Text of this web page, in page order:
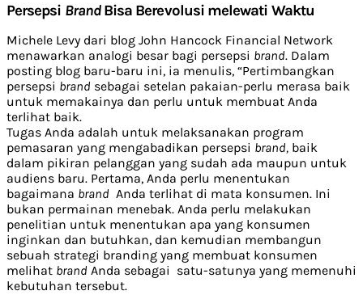
Persepsi BrandBisa Berevolusi melewati Waktu
Michele Levy dari blog John Hancock Financial Network
menawarkan analogi besar bagi persepsi brand. Dalam
posting blog baru-baru ini, ia menulis, “Pertimbangkan
persepsi brand sebagai setelan pakaian-perlu merasa baik
untuk memakainya dan perlu untuk membuat Anda
terlihat baik.
Tugas Anda adalah untuk melaksanakan program
pemasaran yang mengabadikan persepsi brand, baik
dalam pikiran pelanggan yang sudah ada maupun untuk
audiens baru. Pertama, Anda perlu menentukan
bagaimana brand Anda terlihat di mata konsumen. Ini
bukan permainan menebak. Anda perlu melakukan
penelitian untuk menentukan apa yang konsumen
inginkan dan butuhkan, dan kemudian membangun
sebuah strategi branding yang membuat konsumen
melihat brand Anda sebagai satu-satunya yang memenuhi
kebutuhan tersebut.